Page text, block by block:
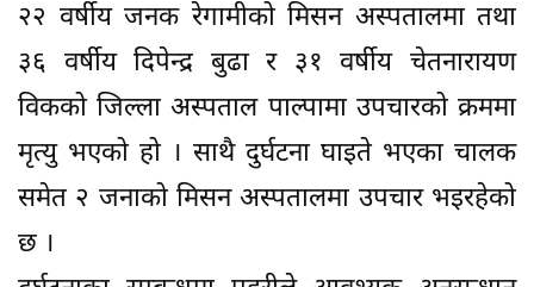
२२ वर्षीय जनक रेगामीको मिसन अस्पतालमा तथा
३६ वर्षीय दिपेन्द्र बुढा र ३१ वर्षीय चेतनारायण
विकको जिल्ला अस्पताल पाल्पामा उपचारको क्रममा
मृत्यु भएको हो । साथै दुर्घटना घाइते भएका चालक
समेत २ जनाको मिसन अस्पतालमा उपचार भइरहेको
छ ।